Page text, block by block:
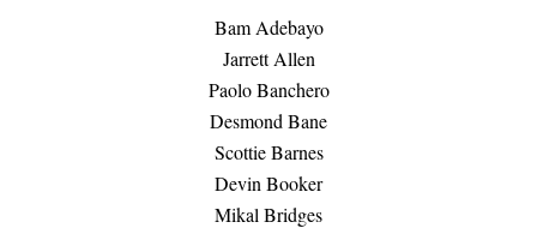
Bam Adebayo
Jarrett Allen
Paolo Banchero
Desmond Bane
Scottie Barnes
Devin Booker
Mikal Bridges